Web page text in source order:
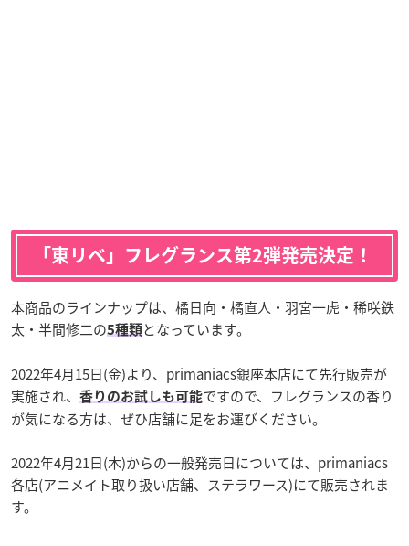
「東リベ」フレグランス第2弾発売決定！
本商品のラインナップは、橘日向・橘直人・羽宮一虎・稀咲鉄
太・半間修二の5種類 となっています。
2022年4月15日(金)より、primaniacs銀座本店にて先行販売が
実施され、
香りのお試しも可能ですので、フレグランスの香り
が気になる方は、ぜひ店舗に足をお運びください。
2022年4月21日(木)からの一般発売日については、primaniacs
各店(アニメイト取り扱い店舗、ステラワース)にて販売されま
す。